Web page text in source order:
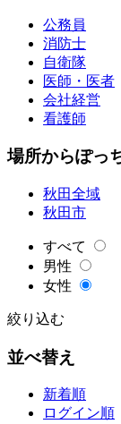
公務員
消防士
自衛隊
医師・医者
会社経営
看護師
場所からぽっ
秋田全域
秋田市
すべて
男性
女性
絞り込む
並べ替え
新着順
ログイン順